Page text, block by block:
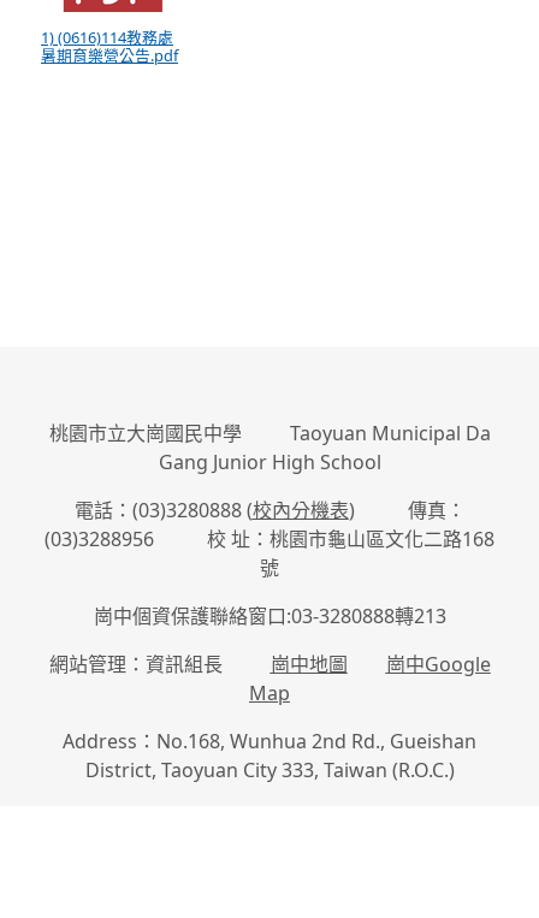
1) (0616)114教務處
暑期育樂營公告.pdf
桃園市立大崗國民中學 Taoyuan Municipal Da
Gang Junior High School
電話：(03)3280888 (校內分機表) 傳真：
(03)3288956 校 址：桃園市龜山區文化二路168
號
崗中個資保護聯絡窗口:03-3280888轉213
網站管理：資訊組長 崗中地圖
崗中Google
Map
Address：No.168, Wunhua 2nd Rd., Gueishan
District, Taoyuan City 333, Taiwan (R.O.C.)